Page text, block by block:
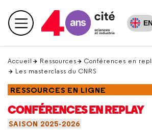
en
haut Menu principal
Accueil Ressources Conférences en
Les masterclass du CNRS
RESSOURCES EN LIGNE
CONFÉRENCES EN REPLAY
SAISON 2025-2026